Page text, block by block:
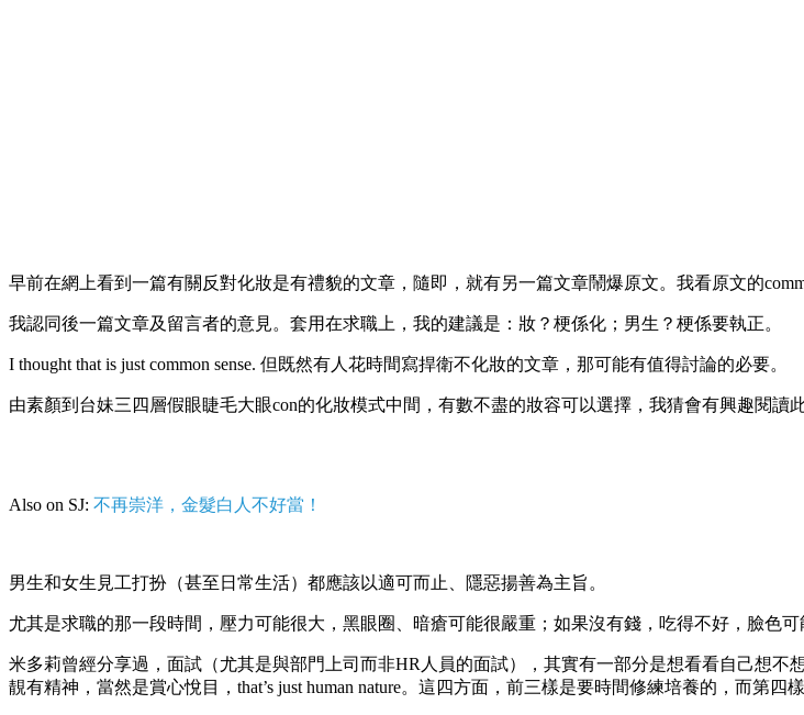
早前在網上看到一篇有關反對化妝是有禮貌的文章，隨即，就有另一篇文章鬧爆原文。我看原文的
我認同後一篇文章及留言者的意見。套用在求職上，我的建議是：妝？梗係化；男生？梗係要執正。
I thought that is just common sense. 但既然有人花時間寫捍衛不化妝的文章，那可能有值得討論的必要。
由素顏到台妹三四層假眼睫毛大眼con的化妝模式中間，有數不盡的妝容可以選擇，我猜會有興趣閱讀
Also on SJ: 不再崇洋，金髮白人不好當！
男生和女生見工打扮（甚至日常生活）都應該以適可而止、隱惡揚善為主旨。
尤其是求職的那一段時間，壓力可能很大，黑眼圈、暗瘡可能很嚴重；如果沒有錢，吃得不好，臉色可
米多莉曾經分享過，面試（尤其是與部門上司而非HR人員的面試），其實有一部分是想看看自己想
靚有精神，當然是賞心悅目，that’s just human nature。這四方面，前三樣是要時間修練培養的，而第四